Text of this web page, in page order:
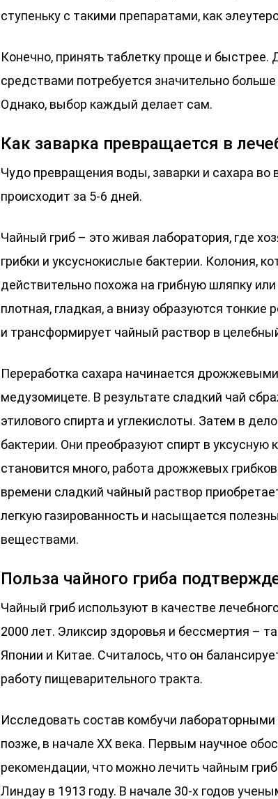
ступеньку с такими препаратами, как
Конечно, принять таблетку проще и быстрее.
средствами потребуется значительно
Однако, выбор каждый делает сам.
Как заварка превращается в
Чудо превращения воды, заварки и сахара во
происходит за 5-6 дней.
Чайный гриб – это живая лаборатория, где
грибки и уксуснокислые бактерии. Колония,
действительно похожа на грибную шляпку
плотная, гладкая, а внизу образуются тонкие
и трансформирует чайный раствор в
Переработка сахара начинается
медузомицете. В результате сладкий чай
этилового спирта и углекислоты. Затем в
бактерии. Они преобразуют спирт в уксусную
становится много, работа дрожжевых
времени сладкий чайный раствор
легкую газированность и насыщается
веществами.
Польза чайного гриба
Чайный гриб используют в качестве
2000 лет. Эликсир здоровья и бессмертия –
Японии и Китае. Считалось, что он
работу пищеварительного тракта.
Исследовать состав комбучи
позже, в начале XX века. Первым научное
рекомендации, что можно лечить чайным
Линдау в 1913 году. В начале 30-х годов